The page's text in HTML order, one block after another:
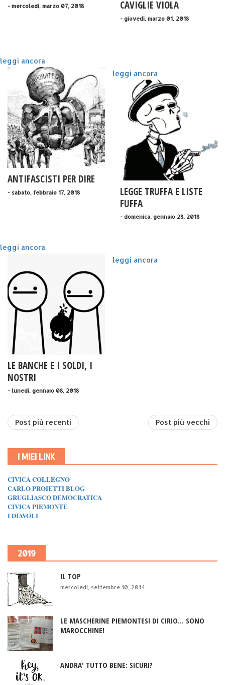
- mercoledì, marzo 07, 2018 CAVIGLIE VIOLA
- giovedì, marzo 01, 2018
leggi ancora
ANTIFASCISTI PER DIRE
- sabato, febbraio 17, 2018
leggi ancora
LEGGE TRUFFA E LISTE
FUFFA
- domenica, gennaio 28, 2018
leggi ancora
LE BANCHE E I SOLDI, I
NOSTRI
- lunedì, gennaio 08, 2018
leggi ancora
Post più recenti Post più vecchi
I MIEI LINK
CIVICA COLLEGNO
CARLO PROIETTI BLOG
GRUGLIASCO DEMOCRATICA
CIVICA PIEMONTE
I DIAVOLI
2019
IL TOP
mercoledì, settembre 10, 2014
LE MASCHERINE PIEMONTESI DI CIRIO... SONO
MAROCCHINE!
ANDRA' TUTTO BENE: SICURI?